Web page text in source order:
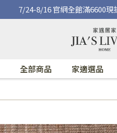
7/24-8/16 官網全館滿6600現
全部商品 家適選品